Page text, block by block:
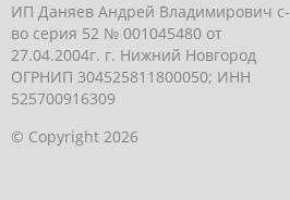
ИП Даняев Андрей Владимирович с-
во серия 52 № 001045480 от
27.04.2004г. г. Нижний Новгород
ОГРНИП 304525811800050; ИНН
525700916309
© Copyright 2026